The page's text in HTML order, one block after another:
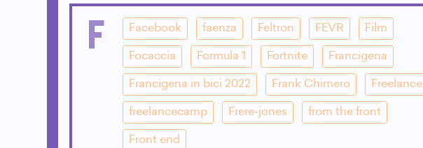
F Facebook faenza Feltron FEVR Film
Focaccia Formula 1 Fortnite Francigena
Francigena in bici 2022 Frank Chimero Freelance
freelancecamp Frere-jones from the front
Front end